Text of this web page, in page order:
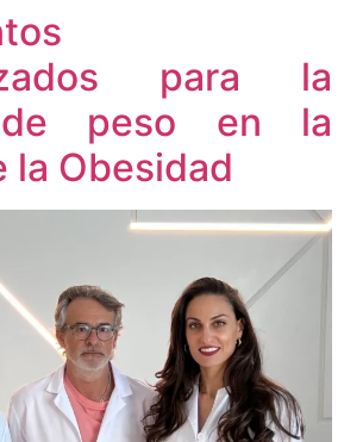
para la
de peso en la
la Obesidad